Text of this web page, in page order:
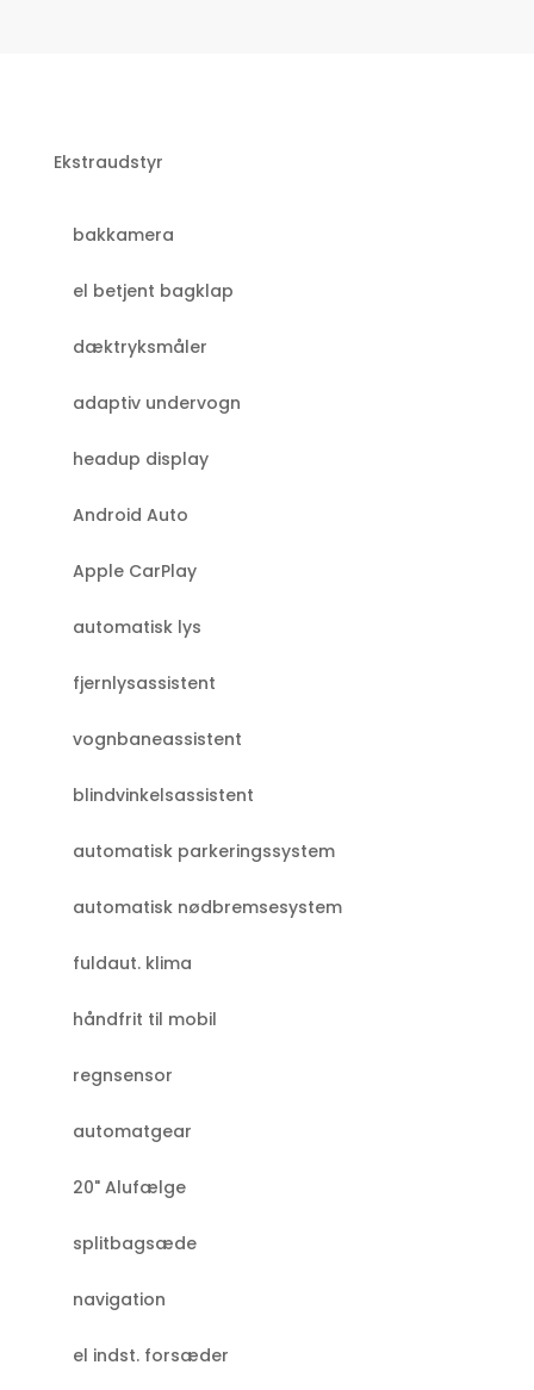
Ekstraudstyr
bakkamera
el betjent bagklap
dæktryksmåler
adaptiv undervogn
headup display
Android Auto
Apple CarPlay
automatisk lys
fjernlysassistent
vognbaneassistent
blindvinkelsassistent
automatisk parkeringssystem
automatisk nødbremsesystem
fuldaut. klima
håndfrit til mobil
regnsensor
automatgear
20" Alufælge
splitbagsæde
navigation
el indst. forsæder